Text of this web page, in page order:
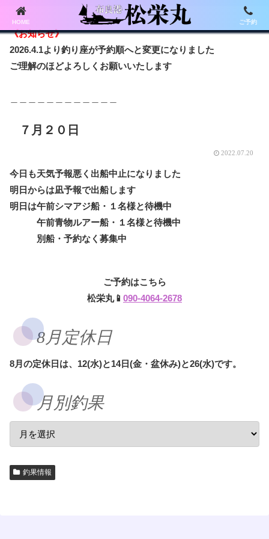
《お知らせ》
2026.4.1より釣り座が予約順へと変更になりました
ご理解のほどよろしくお願いいたします
７月２０日
2022.07.20
今日も天気予報悪く出船中止になりました
明日からは凪予報で出船します
明日は午前シマアジ船・１名様と待機中
午前青物ルアー船・１名様と待機中
別船・予約なく募集中
ご予約はこちら
松栄丸📱 090-4064-2678
8月定休日
8月の定休日は、12(水)と14日(金・盆休み)と26(水)です。
月別釣果
釣果情報
HOME ご予約